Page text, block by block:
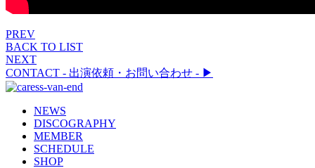
PREV
BACK TO LIST
NEXT
CONTACT - 出演依頼・お問い合わせ - ▶︎
NEWS
DISCOGRAPHY
MEMBER
SCHEDULE
SHOP